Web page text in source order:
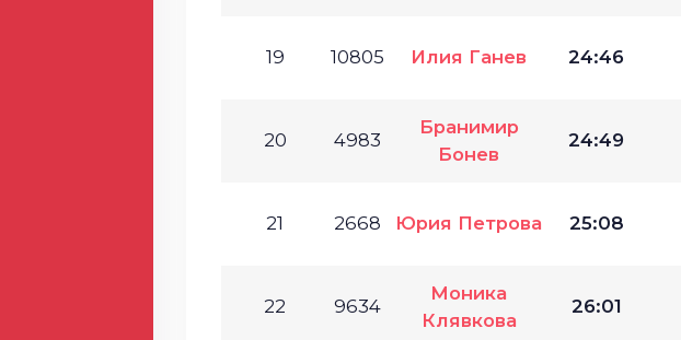
19 10805 Илия Ганев 24:46
20 4983
Бранимир
Бонев
24:49
21 2668 Юрия Петрова 25:08
22 9634
Моника
Клявкова
26:01